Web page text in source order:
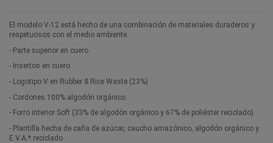
El modelo V-12 está hecho de una combinación de materiales duraderos y
respetuosos con el medio ambiente.
- Parte superior en cuero
- Insertos en cuero
- Logotipo V en Rubber & Rice Waste (23%)
- Cordones 100% algodón orgánico
- Forro interior Soft (33% de algodón orgánico y 67% de poliéster reciclado)
- Plantilla hecha de caña de azúcar, caucho amazónico, algodón orgánico y
E.V.A.* reciclado